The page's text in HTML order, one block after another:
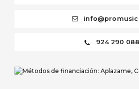
924 290 088